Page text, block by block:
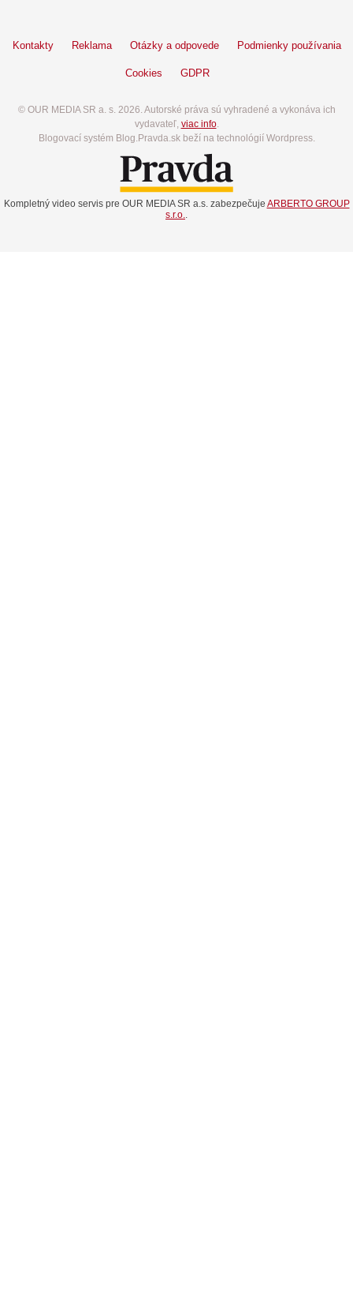
Kontakty Reklama Otázky a odpovede Podmienky používania
Cookies GDPR
© OUR MEDIA SR a. s. 2026. Autorské práva sú vyhradené a vykonáva ich
vydavateľ, viac info.
Blogovací systém Blog.Pravda.sk beží na technológií Wordpress.
Kompletný video servis pre OUR MEDIA SR a.s. zabezpečuje ARBERTO GROUP
s.r.o.